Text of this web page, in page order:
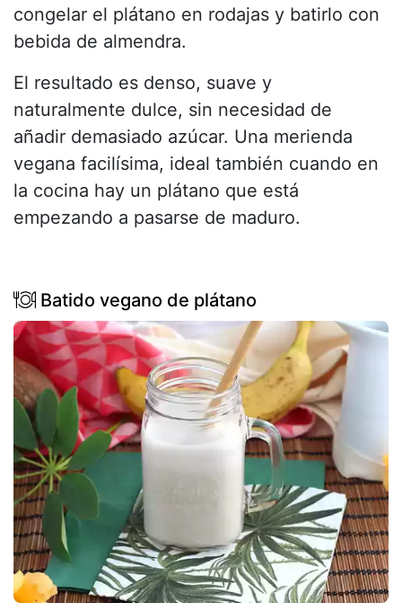
congelar el plátano en rodajas y batirlo con
bebida de almendra.
El resultado es denso, suave y
naturalmente dulce, sin necesidad de
añadir demasiado azúcar. Una merienda
vegana facilísima, ideal también cuando en
la cocina hay un plátano que está
empezando a pasarse de maduro.
Batido vegano de plátano